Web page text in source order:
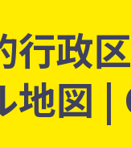
行政
地図